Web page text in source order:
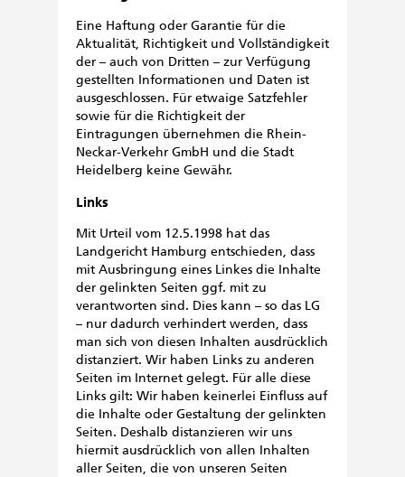
Eine Haftung oder Garantie für die
Aktualität, Richtigkeit und Vollständigkeit
der – auch von Dritten – zur Verfügung
gestellten Informationen und Daten ist
ausgeschlossen. Für etwaige Satzfehler
sowie für die Richtigkeit der
Eintragungen übernehmen die Rhein-
Neckar-Verkehr GmbH und die Stadt
Heidelberg keine Gewähr.
Links
Mit Urteil vom 12.5.1998 hat das
Landgericht Hamburg entschieden, dass
mit Ausbringung eines Linkes die Inhalte
der gelinkten Seiten ggf. mit zu
verantworten sind. Dies kann – so das LG
– nur dadurch verhindert werden, dass
man sich von diesen Inhalten ausdrücklich
distanziert. Wir haben Links zu anderen
Seiten im Internet gelegt. Für alle diese
Links gilt: Wir haben keinerlei Einfluss auf
die Inhalte oder Gestaltung der gelinkten
Seiten. Deshalb distanzieren wir uns
hiermit ausdrücklich von allen Inhalten
aller Seiten, die von unseren Seiten